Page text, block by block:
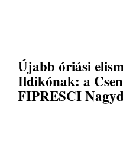
Újabb óriási
Ildikónak: a
FIPRESCI